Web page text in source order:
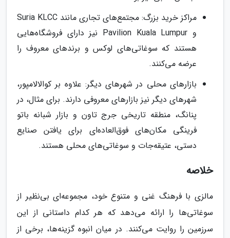
مراکز خرید بزرگ: مجتمع‌های تجاری مانند Suria KLCC
و Pavilion Kuala Lumpur نیز دارای فروشگاه‌هایی
هستند که سوغاتی‌های لوکس و برندهای معروف را
عرضه می‌کنند.
بازارهای محلی در شهرهای دیگر: علاوه بر کوالالامپور،
شهرهای دیگر نیز بازارهای معروفی دارند. برای مثال، در
پنانگ، منطقه تاریخی جرج تاون و بازار شبانه باتو
فرینگی مکان‌های فوق‌العاده‌ای برای یافتن صنایع
دستی، عتیقه‌جات و سوغاتی‌های محلی هستند.
خلاصه
مالزی با فرهنگ غنی و متنوع خود، مجموعه‌ای بی‌نظیر از
سوغاتی‌ها را ارائه می‌دهد که هر کدام داستانی از این
سرزمین را روایت می‌کنند. در میان انبوه گزینه‌ها، برخی از